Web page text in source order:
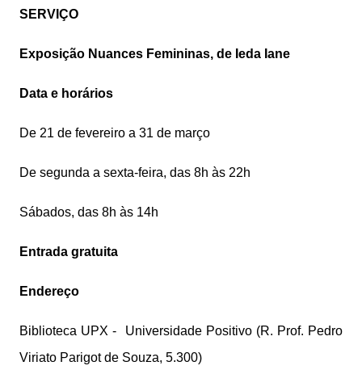
SERVIÇO
Exposição Nuances Femininas, de Ieda Iane
Data e horários
De 21 de fevereiro a 31 de março
De segunda a sexta-feira, das 8h às 22h
Sábados, das 8h às 14h
Entrada gratuita
Endereço
Biblioteca UPX - Universidade Positivo (R. Prof. Pedro
Viriato Parigot de Souza, 5.300)